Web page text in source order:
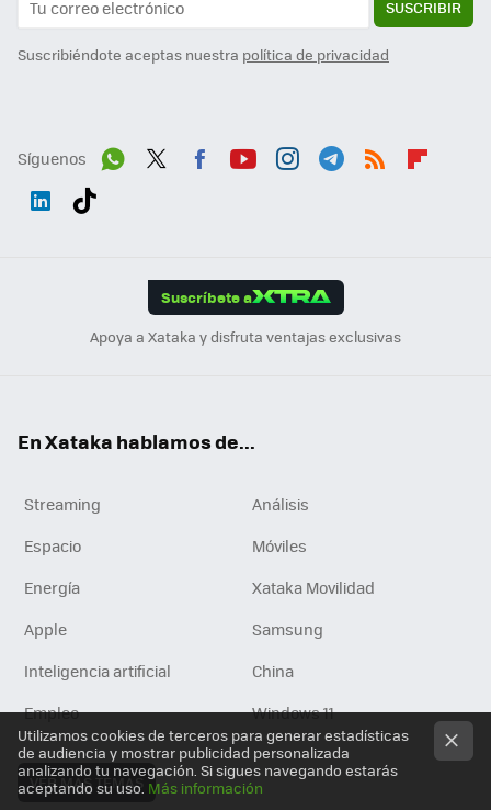
SUSCRIBIR
Suscribiéndote aceptas nuestra política de privacidad
Síguenos
Suscríbete a
Apoya a Xataka y disfruta ventajas exclusivas
En Xataka hablamos de...
Streaming
Análisis
Espacio
Móviles
Energía
Xataka Movilidad
Apple
Samsung
Inteligencia artificial
China
Empleo
Windows 11
VER MÁS TEMAS
Utilizamos cookies de terceros para generar estadísticas
de audiencia y mostrar publicidad personalizada
analizando tu navegación. Si sigues navegando estarás
aceptando su uso. Más información